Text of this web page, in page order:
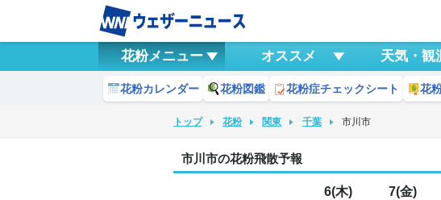
花粉メニュー オススメ 天気・観
花粉カレンダー 花粉図鑑 花粉症チェックシート 花
トップ 花粉 関東 千葉 市川市
市川市の花粉飛散予報
6(木) 7(金)